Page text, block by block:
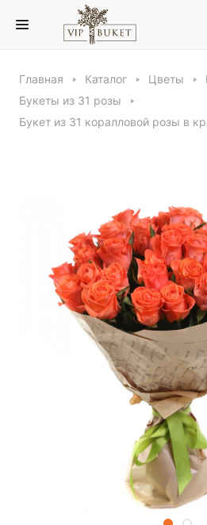
Главная Каталог Цветы
Букеты из 31 розы
Букет из 31 коралловой розы в